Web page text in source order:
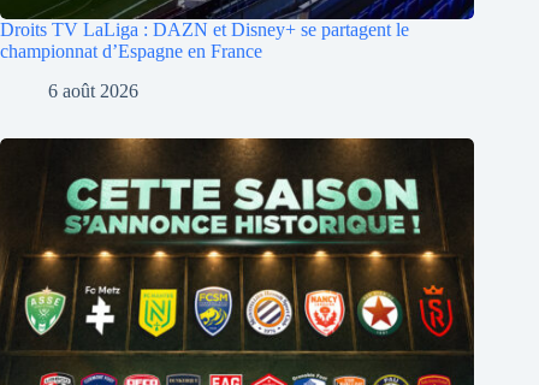
Droits TV LaLiga : DAZN et Disney+ se partagent le
championnat d’Espagne en France
6 août 2026